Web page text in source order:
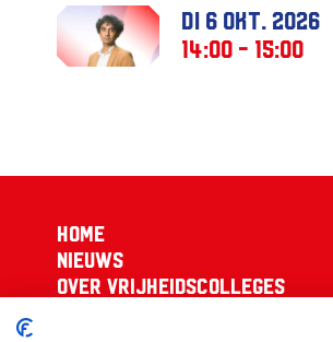
di 6 okt. 2026
14:00 - 15:00
Home
Nieuws
Over Vrijheidscolleges